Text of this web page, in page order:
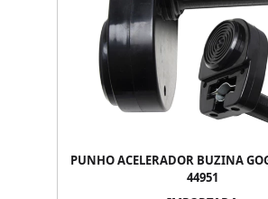
PUNHO ACELERADOR BUZINA
44951